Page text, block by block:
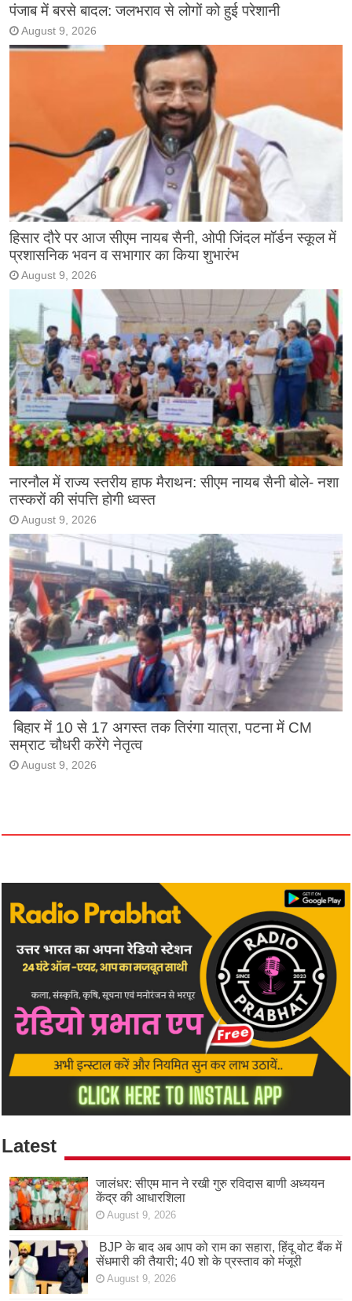
पंजाब में बरसे बादल: जलभराव से लोगों को हुई परेशानी
August 9, 2026
हिसार दौरे पर आज सीएम नायब सैनी, ओपी जिंदल मॉर्डन स्कूल में
प्रशासनिक भवन व सभागार का किया शुभारंभ
August 9, 2026
नारनौल में राज्य स्तरीय हाफ मैराथन: सीएम नायब सैनी बोले- नशा
तस्करों की संपत्ति होगी ध्वस्त
August 9, 2026
बिहार में 10 से 17 अगस्त तक तिरंगा यात्रा, पटना में CM
सम्राट चौधरी करेंगे नेतृत्व
August 9, 2026
Latest
जालंधर: सीएम मान ने रखी गुरु रविदास बाणी अध्ययन
केंद्र की आधारशिला
August 9, 2026
BJP के बाद अब आप को राम का सहारा, हिंदू वोट बैंक में
सेंधमारी की तैयारी; 40 शो के प्रस्ताव को मंजूरी
August 9, 2026